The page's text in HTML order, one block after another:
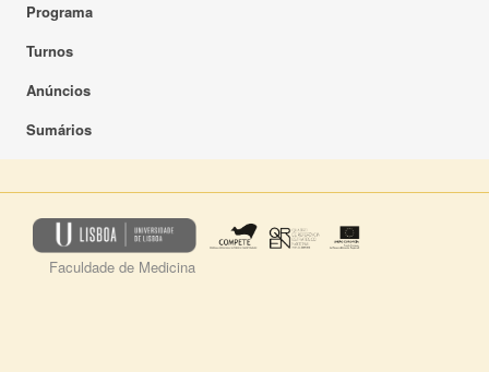
Programa
Turnos
Anúncios
Sumários
Faculdade de Medicina